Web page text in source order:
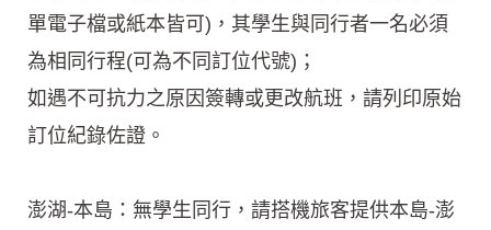
單電子檔或紙本皆可)，其學生與同行者一名必須
為相同行程(可為不同訂位代號)；
如遇不可抗力之原因簽轉或更改航班，請列印原始
訂位紀錄佐證。
澎湖-本島：無學生同行，請搭機旅客提供本島-澎